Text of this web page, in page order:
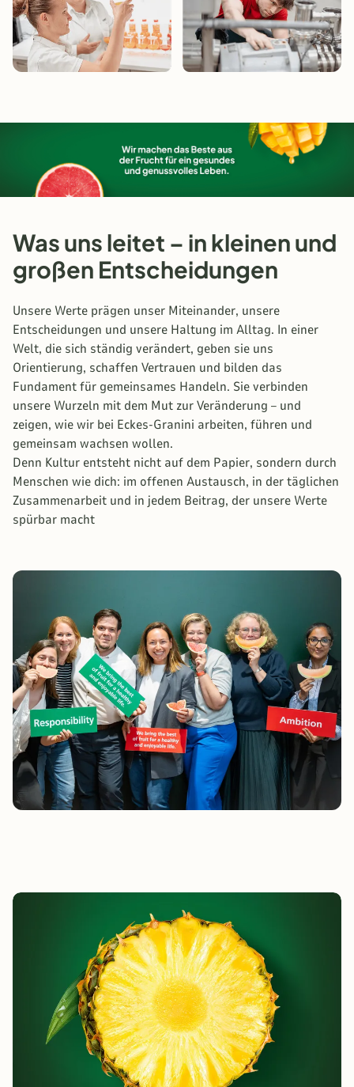
Was uns leitet – in kleinen und
großen Entscheidungen
Unsere Werte prägen unser Miteinander, unsere
Entscheidungen und unsere Haltung im Alltag. In einer
Welt, die sich ständig verändert, geben sie uns
Orientierung, schaffen Vertrauen und bilden das
Fundament für gemeinsames Handeln. Sie verbinden
unsere Wurzeln mit dem Mut zur Veränderung – und
zeigen, wie wir bei Eckes-Granini arbeiten, führen und
gemeinsam wachsen wollen.
Denn Kultur entsteht nicht auf dem Papier, sondern durch
Menschen wie dich: im offenen Austausch, in der täglichen
Zusammenarbeit und in jedem Beitrag, der unsere Werte
spürbar macht